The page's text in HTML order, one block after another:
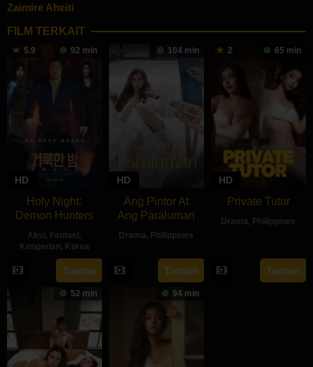
Zaimire Aheiti
FILM TERKAIT
5.9 92 min
HD
Holy Night:
Demon Hunters
Aksi, Fantasi,
Kengerian, Korea
30
Apr
2025
Lim
Dae-
hee
Tonton
104 min
HD
Ang Pintor At
Ang Paraluman
Drama, Philippines
16
Aug
2024
Marc
Misa
Tonton
2 65 min
HD
Private Tutor
Drama, Philippines
Aug
2024
Tonton
52 min 94 min